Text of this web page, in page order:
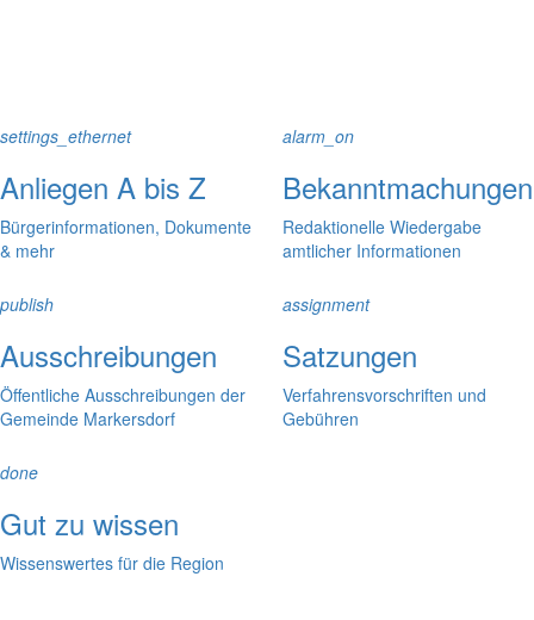
settings_ethernet
Anliegen A bis Z
Bürgerinformationen, Dokumente
& mehr
alarm_on
Bekanntmachungen
Redaktionelle Wiedergabe
amtlicher Informationen
publish
Ausschreibungen
Öffentliche Ausschreibungen der
Gemeinde Markersdorf
assignment
Satzungen
Verfahrensvorschriften und
Gebühren
done
Gut zu wissen
Wissenswertes für die Region